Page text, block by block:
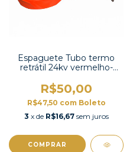
Espaguete Tubo termo
retrátil 24kv vermelho-
R$50,00
R$47,50 com Boleto
3 x de R$16,67 sem juros
COMPRAR